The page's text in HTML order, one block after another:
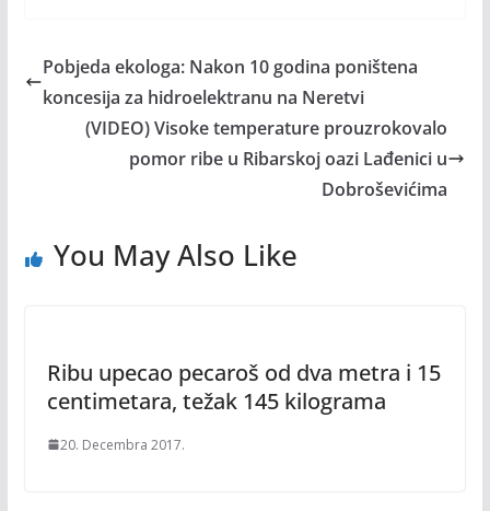
Pobjeda ekologa: Nakon 10 godina poništena
koncesija za hidroelektranu na Neretvi
(VIDEO) Visoke temperature prouzrokovalo
pomor ribe u Ribarskoj oazi Lađenici u
Dobroševićima
You May Also Like
Ribu upecao pecaroš od dva metra i 15
centimetara, težak 145 kilograma
20. Decembra 2017.